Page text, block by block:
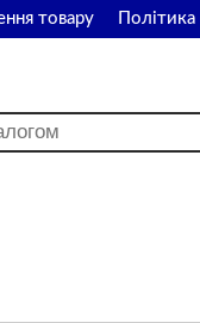
товару Політика